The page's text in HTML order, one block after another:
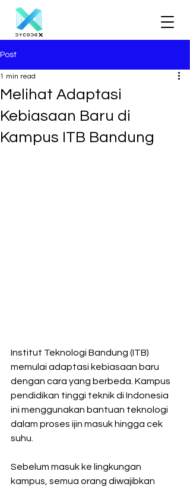
Post
Melihat Adaptasi
Kebiasaan Baru di
Kampus ITB Bandung
1 min read
Institut Teknologi Bandung (ITB)
memulai adaptasi kebiasaan baru
dengan cara yang berbeda. Kampus
pendidikan tinggi teknik di Indonesia
ini menggunakan bantuan teknologi
dalam proses ijin masuk hingga cek
suhu.
Sebelum masuk ke lingkungan
kampus, semua orang diwajibkan